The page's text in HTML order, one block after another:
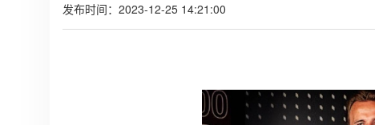
发布时间：2023-12-25 14:21:00